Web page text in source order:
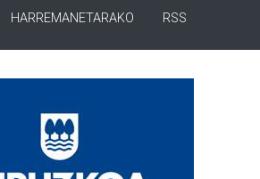
HARREMANETARAKO RSS